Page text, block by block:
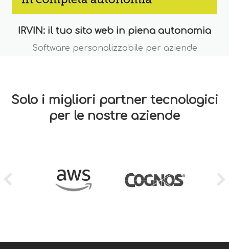
IRVIN: il tuo sito web in piena autonomia
Software personalizzabile per aziende
Solo i migliori partner tecnologici
per le nostre aziende